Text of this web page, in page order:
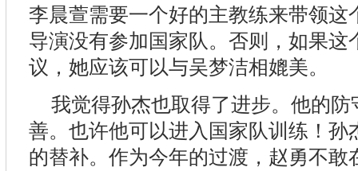
李晨萱需要一个好的主教练来带领这
导演没有参加国家队。否则，如果这
议，她应该可以与吴梦洁相媲美。
我觉得孙杰也取得了进步。他的
善。也许他可以进入国家队训练！孙
的替补。作为今年的过渡，赵勇不敢